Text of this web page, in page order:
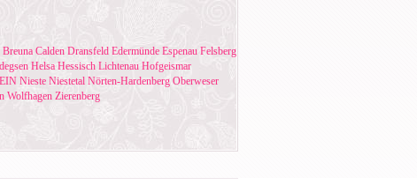
Breuna Calden Dransfeld Edermünde Espenau Felsberg
Helsa Hessisch Lichtenau Hofgeismar
Nieste Niestetal Nörten-Hardenberg Oberweser
Wolfhagen Zierenberg